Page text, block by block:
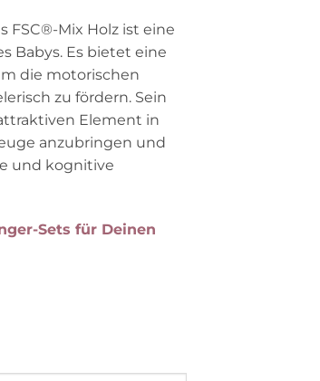
FSC®-Mix Holz ist eine
Babys. Es bietet eine
die motorischen
zu fördern. Sein
Element in
anzubringen und
und kognitive
Sets für Deinen